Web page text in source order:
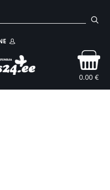
0.00 €